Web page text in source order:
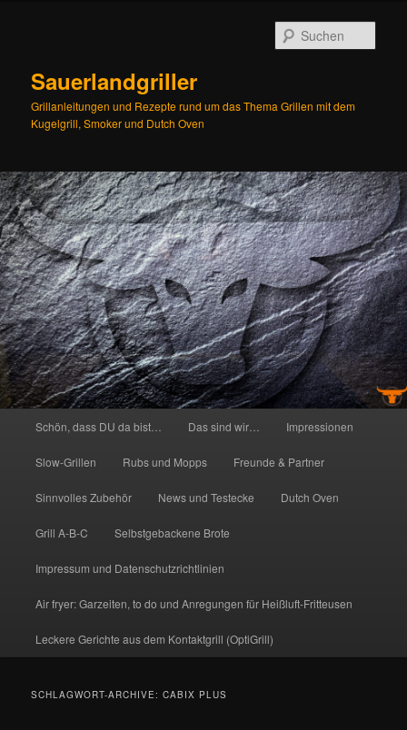
Sauerlandgriller
Grillanleitungen und Rezepte rund um das Thema Grillen mit dem
Kugelgrill, Smoker und Dutch Oven
Schön, dass DU da bist… Das sind wir… Impressionen
Slow-Grillen Rubs und Mopps Freunde & Partner
Sinnvolles Zubehör News und Testecke Dutch Oven
Grill A-B-C Selbstgebackene Brote
Impressum und Datenschutzrichtlinien
Air fryer: Garzeiten, to do und Anregungen für Heißluft-Fritteusen
Leckere Gerichte aus dem Kontaktgrill (OptiGrill)
SCHLAGWORT-ARCHIVE:CABIX PLUS